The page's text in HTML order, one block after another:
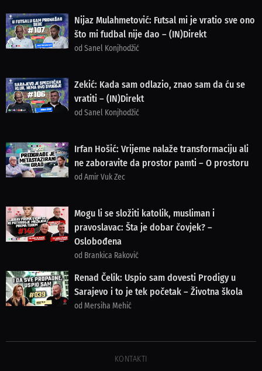
Nijaz Mulahmetović: Futsal mi je vratio sve ono
što mi fudbal nije dao – (IN)Direkt
od Sanel Konjhodžić
Zekić: Kada sam odlazio, znao sam da ću se
vratiti – (IN)Direkt
od Sanel Konjhodžić
Irfan Hošić: Vrijeme nalaže transformaciju ali
ne zaboravite da prostor pamti – O prostoru
od Amir Vuk Zec
Mogu li se složiti katolik, musliman i
pravoslavac: Šta je dobar čovjek? –
Oslobođena
od Brankica Raković
Renad Čelik: Uspio sam dovesti Prodigy u
Sarajevo i to je tek početak – Životna škola
od Mersiha Mehić
KONTAKTI